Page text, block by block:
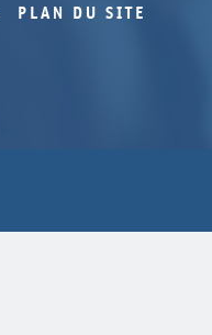
PLAN DU SITE